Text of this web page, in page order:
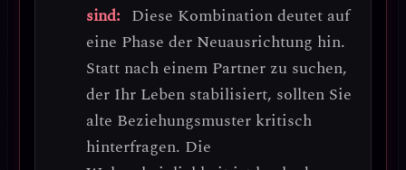
sind: Diese Kombination deutet auf
eine Phase der Neuausrichtung hin.
Statt nach einem Partner zu suchen,
der Ihr Leben stabilisiert, sollten Sie
alte Beziehungsmuster kritisch
hinterfragen. Die